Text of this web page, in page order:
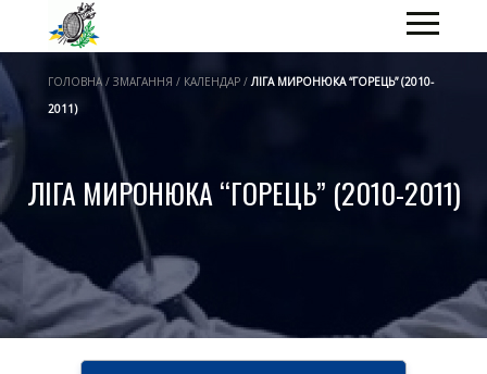
ГОЛОВНА / ЗМАГАННЯ / КАЛЕНДАР /ЛІГА МИРОНЮКА “ГОРЕЦЬ” (2010-
2011)
ЛІГА МИРОНЮКА “ГОРЕЦЬ” (2010-2011)